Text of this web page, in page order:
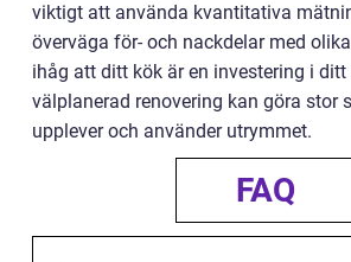
viktigt att använda kvantitativa
överväga för- och nackdelar med
ihåg att ditt kök är en investering i ditt
välplanerad renovering kan göra stor
upplever och använder utrymmet.
FAQ